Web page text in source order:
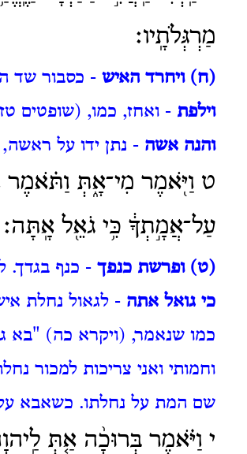
מַרְגְּלֹתָֽיו׃
(ח) ויחרד האיש - כסבור שד
וילפת - ואחז, כמו, (שופטים
והנה אשה - נתן ידו על
ט וַיֹּ֖אמֶר מִי־אָ֑תְּ
עַל־אֲמָ֣תְךָ֔ כִּ֥י גֹאֵ֖ל אָֽתָּה׃
(ט) ופרשת כנפך - כנף בגדך.
כי גואל אתה - לגאול נחלת
כמו שנאמר, (ויקרא כה) "בא
וחמותי ואני צריכות למכור
שם המת על נחלתו. כשאבא
י וַיֹּ֗אמֶר בְּרוּכָ֨ה אַ֤תְּ